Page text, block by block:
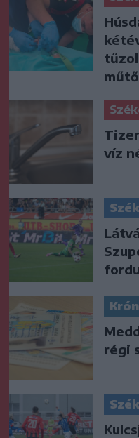
víz
régi